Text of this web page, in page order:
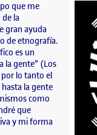
que me
la
gran ayuda
de etnografía.
es un
la gente” (Los
lo tanto el
la gente
como
que
y mi forma